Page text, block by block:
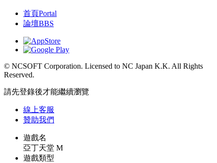
首頁Portal
論壇BBS
© NCSOFT Corporation. Licensed to NC Japan K.K. All Rights
Reserved.
請先登錄後才能繼續瀏覽
線上客服
贊助我們
遊戲名
亞丁天堂 M
遊戲類型